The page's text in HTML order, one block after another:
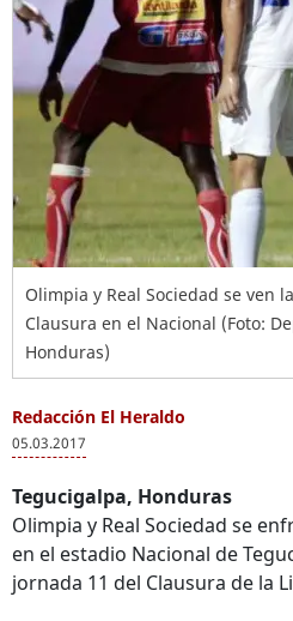
Olimpia y Real Sociedad se ven
Clausura en el Nacional (Foto:
Honduras)
Redacción El Heraldo
05.03.2017
Tegucigalpa, Honduras
Olimpia y Real Sociedad se
en el estadio Nacional de
jornada 11 del Clausura de la